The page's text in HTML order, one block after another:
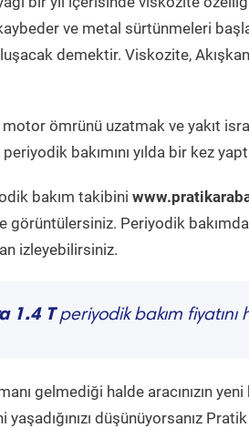
ve metal sürtünmeleri
demektir. Viskozite,
ömrünü uzatmak ve yakıt
bakımını yılda bir kez
bakım takibini
görüntülersiniz. Periyodik
izleyebilirsiniz.
1.4 Tperiyodik bakım
gelmediği halde aracınızın
düşünüyorsanız